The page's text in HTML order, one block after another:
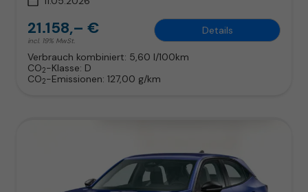
21.158,– €
incl. 19% MwSt.
Details
Verbrauch kombiniert: 5,60 l/100km
CO2-Klasse: D
CO2-Emissionen: 127,00 g/km